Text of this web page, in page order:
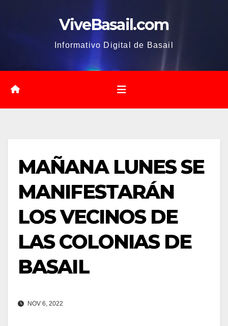
ViveBasail.com
Informativo Digital de Basail
MAÑANA LUNES SE
MANIFESTARÁN
LOS VECINOS DE
LAS COLONIAS DE
BASAIL
NOV 6, 2022